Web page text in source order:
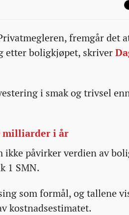
fremgår det
etterboligkjøpet, skriver
i smak og trivsel
milliarder i år
ikke påvirker verdien av
1 SMN.
som formål, og tallene
kostnadsestimatet.